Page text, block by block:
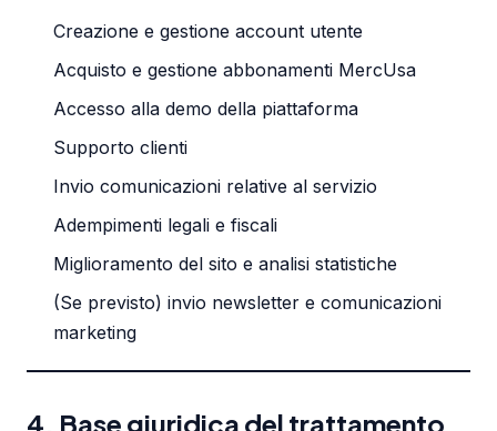
Creazione e gestione account utente
Acquisto e gestione abbonamenti MercUsa
Accesso alla demo della piattaforma
Supporto clienti
Invio comunicazioni relative al servizio
Adempimenti legali e fiscali
Miglioramento del sito e analisi statistiche
(Se previsto) invio newsletter e comunicazioni
marketing
4. Base giuridica del trattamento